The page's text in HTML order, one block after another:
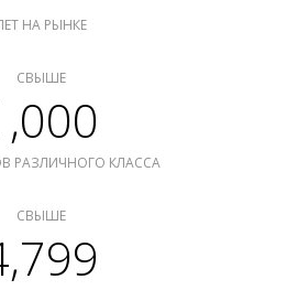
НА РЫНКЕ
СВЫШЕ
РАЗЛИЧНОГО КЛАССА
СВЫШЕ